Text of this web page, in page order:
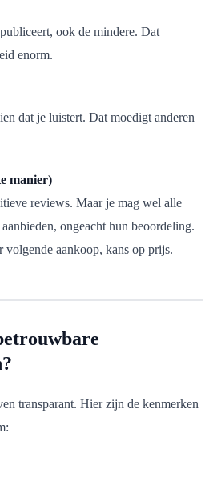
ook de mindere. Dat
enorm.
dat je luistert. Dat moedigt anderen
manier)
reviews. Maar je mag wel alle
ongeacht hun beoordeling.
aankoop, kans op prijs.
transparant. Hier zijn de kenmerken